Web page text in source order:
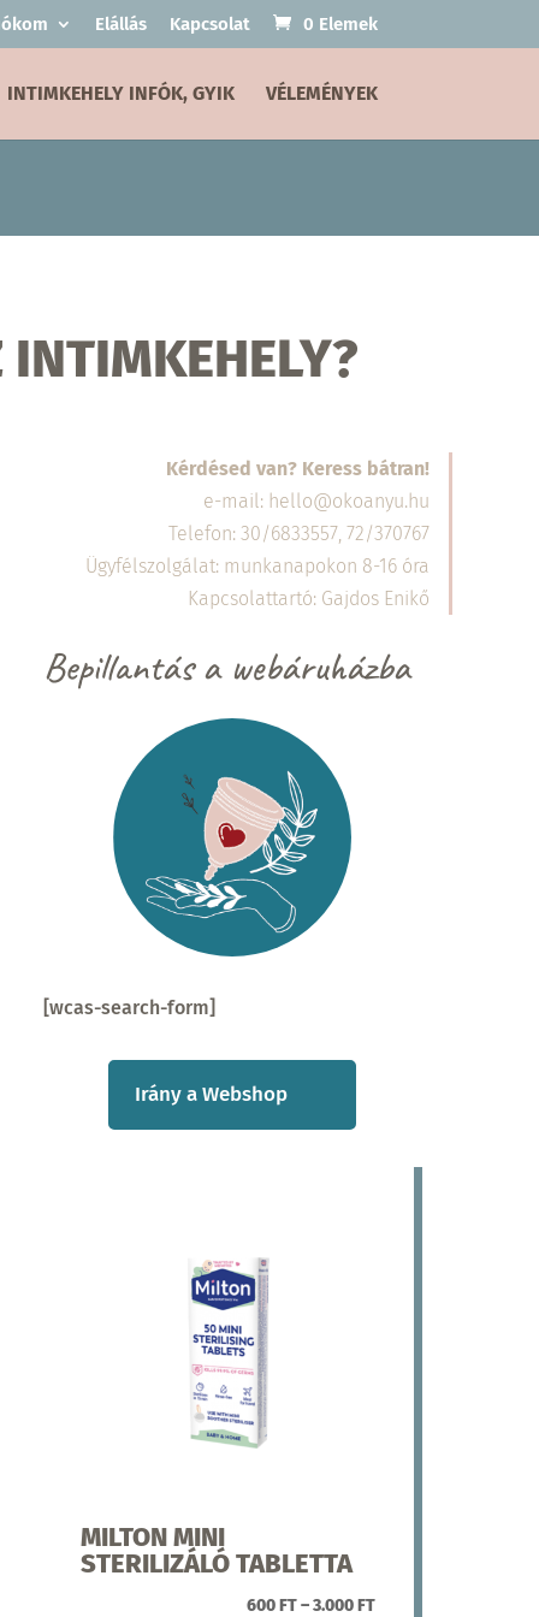
Elállás Kapcsolat 0 Elemek
INTIMKEHELY INFÓK, GYIK VÉLEMÉNYEK
Kérdésed van? Keress bátran!
e-mail: hello@okoanyu.hu
Telefon: 30/6833557, 72/370767
Ügyfélszolgálat: munkanapokon 8-16 óra
Kapcsolattartó: Gajdos Enikő
Bepillantás a webáruházba
[wcas-search-form]
Irány a Webshop
MILTON MINI
STERILIZÁLÓ TABLETTA
600FT–3.000FTÁRTARTOMÁNY: